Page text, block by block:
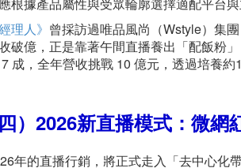
根據產品屬性與受眾輪廓選擇適配平台與
理人》 曾採訪過唯品風尚（Wstyle）集
破億，正是靠著午間直播養出「配飯粉
成，全年營收挑戰 10 億元，透過培養
四）2026新直播模式：微
年的直播行銷，將正式走入「去中心化